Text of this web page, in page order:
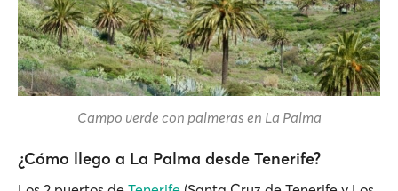
Campo verde con palmeras en La Palma
¿Cómo llego a La Palma desde Tenerife?